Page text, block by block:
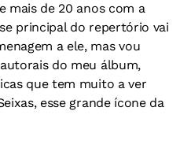
mais de 20 anos com a
principal do repertório vai
a ele, mas vou
do meu álbum,
que tem muito a ver
esse grande ícone da